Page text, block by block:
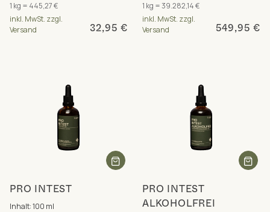
immunstärkend.
1 kg = 445,27 €
inkl. MwSt. zzgl.
Versand
32,95 €
Immunsystems.
1 kg = 39.282,14 €
inkl. MwSt. zzgl.
Versand
549,95 €
PRO INTEST
Inhalt: 100 ml
PRO INTEST
ALKOHOLFREI